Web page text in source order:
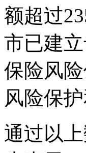
额超过
市已建
保险风
风险保
通过以